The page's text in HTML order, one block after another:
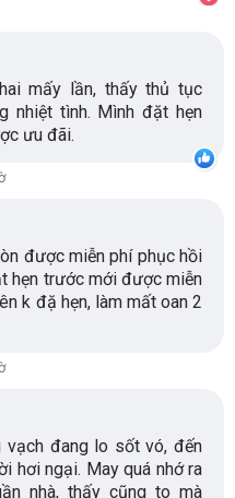
mấy lần, thấy thủ tục
nhiệt tình. Mình đặt hẹn
ưu đãi.
được miễn phí phục hồi
hẹn trước mới được miễn
k đặ hẹn, làm mất oan 2
vạch đang lo sốt vó, đến
hơi ngại. May quá nhớ ra
nhà, thấy cũng to mà